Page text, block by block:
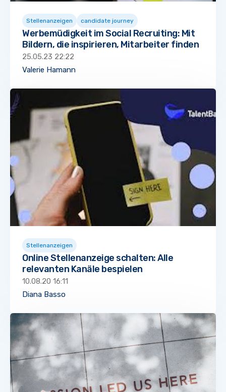
Stellenanzeigen candidate journey
Werbemüdigkeit im Social Recruiting: Mit
Bildern, die inspirieren, Mitarbeiter finden
25.05.23 22:22
Valerie Hamann
Stellenanzeigen
Online Stellenanzeige schalten: Alle
relevanten Kanäle bespielen
10.08.20 16:11
Diana Basso